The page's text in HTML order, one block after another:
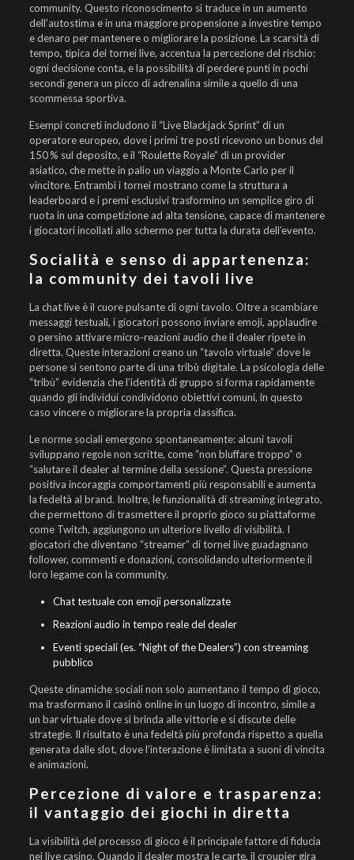
community. Questo riconoscimento si traduce in un aumento
dell’autostima e in una maggiore propensione a investire tempo
e denaro per mantenere o migliorare la posizione. La scarsità di
tempo, tipica dei tornei live, accentua la percezione del rischio:
ogni decisione conta, e la possibilità di perdere punti in pochi
secondi genera un picco di adrenalina simile a quello di una
scommessa sportiva.
Esempi concreti includono il “Live Blackjack Sprint” di un
operatore europeo, dove i primi tre posti ricevono un bonus del
150 % sul deposito, e il “Roulette Royale” di un provider
asiatico, che mette in palio un viaggio a Monte Carlo per il
vincitore. Entrambi i tornei mostrano come la struttura a
leaderboard e i premi esclusivi trasformino un semplice giro di
ruota in una competizione ad alta tensione, capace di mantenere
i giocatori incollati allo schermo per tutta la durata dell’evento.
Socialità e senso di appartenenza:
la community dei tavoli live
La chat live è il cuore pulsante di ogni tavolo. Oltre a scambiare
messaggi testuali, i giocatori possono inviare emoji, applaudire
o persino attivare micro‑reazioni audio che il dealer ripete in
diretta. Queste interazioni creano un “tavolo virtuale” dove le
persone si sentono parte di una tribù digitale. La psicologia delle
“tribù” evidenzia che l’identità di gruppo si forma rapidamente
quando gli individui condividono obiettivi comuni, in questo
caso vincere o migliorare la propria classifica.
Le norme sociali emergono spontaneamente: alcuni tavoli
sviluppano regole non scritte, come “non bluffare troppo” o
“salutare il dealer al termine della sessione”. Questa pressione
positiva incoraggia comportamenti più responsabili e aumenta
la fedeltà al brand. Inoltre, le funzionalità di streaming integrato,
che permettono di trasmettere il proprio gioco su piattaforme
come Twitch, aggiungono un ulteriore livello di visibilità. I
giocatori che diventano “streamer” di tornei live guadagnano
follower, commenti e donazioni, consolidando ulteriormente il
loro legame con la community.
Chat testuale con emoji personalizzate
Reazioni audio in tempo reale del dealer
Eventi speciali (es. “Night of the Dealers”) con streaming
pubblico
Queste dinamiche sociali non solo aumentano il tempo di gioco,
ma trasformano il casinò online in un luogo di incontro, simile a
un bar virtuale dove si brinda alle vittorie e si discute delle
strategie. Il risultato è una fedeltà più profonda rispetto a quella
generata dalle slot, dove l’interazione è limitata a suoni di vincita
e animazioni.
Percezione di valore e trasparenza:
il vantaggio dei giochi in diretta
La visibilità del processo di gioco è il principale fattore di fiducia
nei live casino. Quando il dealer mostra le carte, il croupier gira